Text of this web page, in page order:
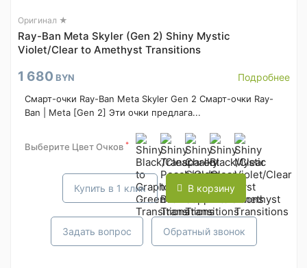
Оригинал ★
Ray-Ban Meta Skyler (Gen 2) Shiny Mystic
Violet/Clear to Amethyst Transitions
1 680 BYN Подробнее
Смарт-очки Ray-Ban Meta Skyler Gen 2 Смарт-очки Ray-
Ban | Meta [Gen 2] Эти очки предлага...
Выберите Цвет Очков *
Купить в 1 клик В корзину
Задать вопрос Обратный звонок